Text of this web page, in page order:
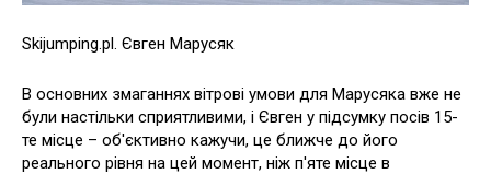
Skijumping.pl. Євген Марусяк
В основних змаганнях вітрові умови для Марусяка вже не
були настільки сприятливими, і Євген у підсумку посів 15-
те місце – об'єктивно кажучи, це ближче до його
реального рівня на цей момент, ніж п'яте місце в